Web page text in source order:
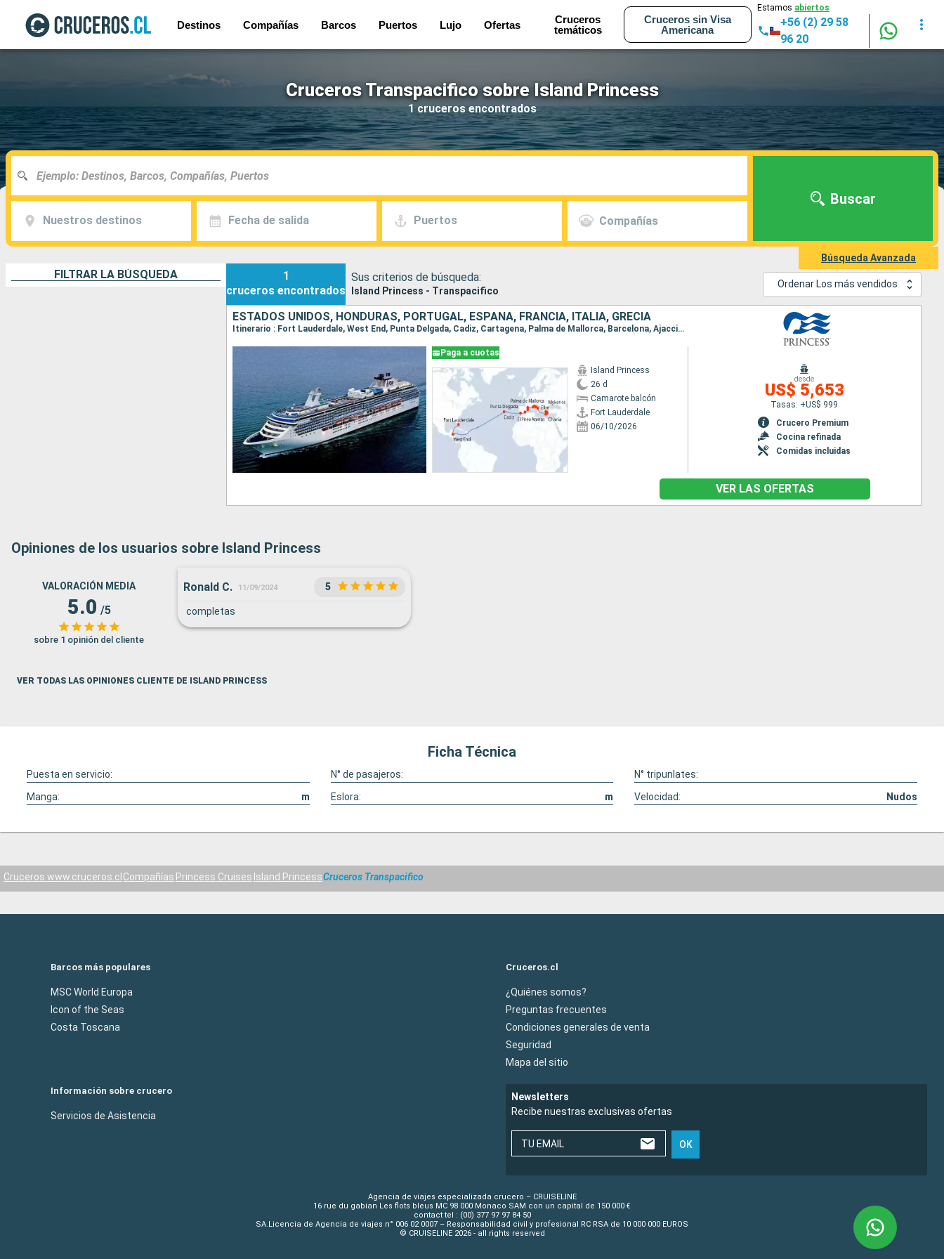
Destinos Compañías Barcos Puertos Lujo Ofertas
Cruceros
temáticos
Cruceros sin Visa
Americana
Estamos abiertos
+56 (2) 29 58
96 20
Cruceros Transpacifico sobre Island Princess
1 cruceros encontrados
Nuestros destinos Fecha de salida Puertos Compañías
Buscar
Búsqueda Avanzada
FILTRAR LA BÚSQUEDA
1
cruceros encontrados
Sus criterios de búsqueda:
Island Princess - Transpacifico
Ordenar Los más vendidos
ESTADOS UNIDOS, HONDURAS, PORTUGAL, ESPAÑA, FRANCIA, ITALIA, GRECIA
Itinerario : Fort Lauderdale, West End, Punta Delgada, Cadiz, Cartagena, Palma de Mallorca, Barcelona, Ajaccio, Elbe, Civitavecchia - Roma, Nápoles, Chania, Santoríni, Mykonos, El Pireo Atenas
Paga a cuotas
Island Princess
26 d
Camarote balcón
Fort Lauderdale
06/10/2026
desde
US$ 5,653
Tasas: +US$ 999
Crucero Premium
Cocina refinada
Comidas incluidas
VER LAS OFERTAS
Opiniones de los usuarios sobre Island Princess
VALORACIÓN MEDIA
5.0 /5
sobre 1 opinión del cliente
Ronald C. 11/09/2024 5
completas
VER TODAS LAS OPINIONES CLIENTE DE ISLAND PRINCESS
Ficha Técnica
Puesta en servicio: N° de pasajeros:
N° tripunlates:
Manga:
m Eslora: m Velocidad: Nudos
Cruceros www.cruceros.cl Compañías Princess Cruises Island PrincessCruceros Transpacifico
Barcos más populares
MSC World Europa
Icon of the Seas
Costa Toscana
Cruceros.cl
¿Quiénes somos?
Preguntas frecuentes
Condiciones generales de venta
Seguridad
Mapa del sitio
Información sobre crucero
Servicios de Asistencia
Newsletters
Recibe nuestras exclusivas ofertas
TU EMAIL OK
Agencia de viajes especializada crucero – CRUISELINE
16 rue du gabian Les flots bleus MC 98 000 Monaco SAM con un capital de 150 000 €
contact tel : (00) 377 97 97 84 50
SA.Licencia de Agencia de viajes n° 006 02 0007 – Responsabilidad civil y profesional RC RSA de 10 000 000 EUROS
© CRUISELINE 2026 - all rights reserved